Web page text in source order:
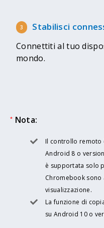
Stabilisci
Connettiti al tuo
mondo.
* Nota:
Il controllo remoto
Android 8 o
è supportata solo
Chromebook
visualizzazione.
La funzione di
su Android 10 o